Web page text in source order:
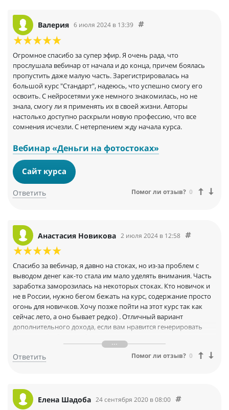
вкуснятина. Спасибо за эфир!
Валерия 6 июля 2024 в 13:39
Огромное спасибо за супер эфир. Я очень рада, что
прослушала вебинар от начала и до конца, причем боялась
пропустить даже малую часть. Зарегистрировалась на
большой курс "Стандарт", надеюсь, что успешно смогу его
освоить. С нейросетями уже немного знакомилась, но не
знала, смогу ли я применять их в своей жизни. Авторы
настолько доступно раскрыли новую профессию, что все
сомнения исчезли. С нетерпением жду начала курса.
Вебинар «Деньги на фотостоках»
Сайт курса
Ответить Помог ли отзыв? 0
Анастасия Новикова 2 июля 2024 в 12:58
Спасибо за вебинар, я давно на стоках, но из-за проблем с
выводом денег как-то стала им мало уделять внимания. Часть
заработка заморозилась на некоторых стоках. Кто новичок и
не в России, нужно бегом бежать на курс, содержание просто
огонь для новичков. Хочу позже пойти на этот курс так как
сейчас лето, а оно бывает редко) . Отличный вариант
дополнительного дохода, если вам нравится генерировать
довольно продолжительный был.
Ответить Помог ли отзыв? 0
Елена Шадоба 24 сентября 2020 в 08:00